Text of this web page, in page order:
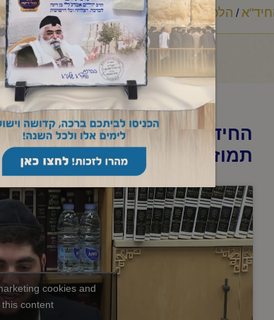
/ הלכה ואגדה שיעור ערב /החיד"א-שיעור
החיד"א-שיעור ערב בהלכה
תמוז תשפ"ו
cookies and
content